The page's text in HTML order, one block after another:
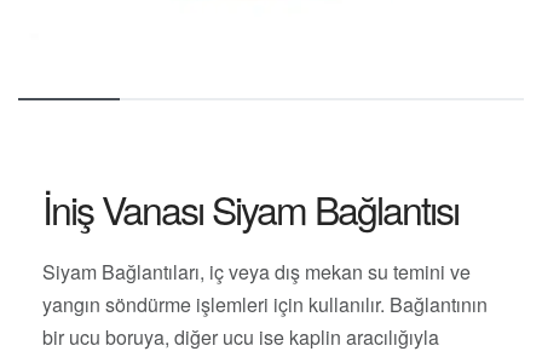
İniş Vanası Siyam Bağlantısı
Siyam Bağlantıları, iç veya dış mekan su temini ve
yangın söndürme işlemleri için kullanılır. Bağlantının
bir ucu boruya, diğer ucu ise kaplin aracılığıyla